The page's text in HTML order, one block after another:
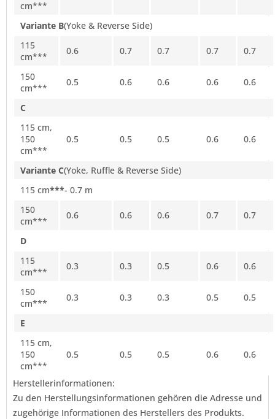
cm***
Variante B(Yoke & Reverse Side)
115
cm***
0.6 0.7 0.7 0.7 0.7
150
cm***
0.5 0.6 0.6 0.6 0.6
C
115 cm,
150
cm***
0.5 0.5 0.5 0.6 0.6
Variante C(Yoke, Ruffle & Reverse Side)
115 cm***- 0.7 m
150
cm***
0.6 0.6 0.6 0.7 0.7
D
115
cm***
0.3 0.3 0.5 0.6 0.6
150
cm***
0.3 0.3 0.3 0.5 0.5
E
115 cm,
150
cm***
0.5 0.5 0.5 0.6 0.6
Herstellerinformationen:
Zu den Herstellungsinformationen gehören die Adresse und
zugehörige Informationen des Herstellers des Produkts.